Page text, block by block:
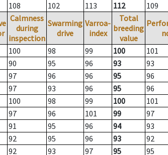
108 102 113 112 109
Calmness
during
inspection
Swarming
drive
Varroa-
index
Total
breeding
value
100 98 99 100
101
90 95 96 93
93
97 96 96 95
96
97 93 96 95
96
100 98 99 100
101
97 96 101 99
97
91 95 96 94
93
92 95 96 93
92
92 93 97 95 95